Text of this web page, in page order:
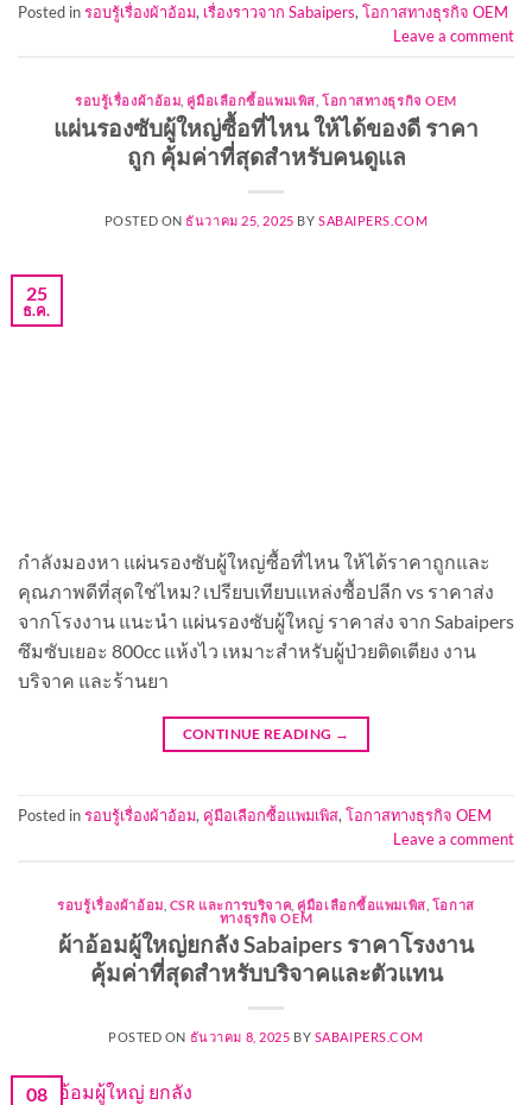
Posted inรอบรู้เรื่องผ้าอ้อม, เรื่องราวจาก Sabaipers, โอกาสทางธุรกิจ OEM
Leave a comment
รอบรู้เรื่องผ้าอ้อม คู่มือเลือกซื้อแพมเพิส โอกาสทางธุรกิจ OEM
แผ่นรองซับผู้ใหญ่ซื้อที่ไหน ให้ได้ของดี ราคา
ถูก คุ้มค่าที่สุดสำหรับคนดูแล
POSTED ON ธันวาคม 25, 2025 BY SABAIPERS.COM
25
ธ.ค.
กำลังมองหา แผ่นรองซับผู้ใหญ่ซื้อที่ไหน ให้ได้ราคาถูกและ
คุณภาพดีที่สุดใช่ไหม? เปรียบเทียบแหล่งซื้อปลีก vs ราคาส่ง
จากโรงงาน แนะนำ แผ่นรองซับผู้ใหญ่ ราคาส่ง จาก Sabaipers
ซึมซับเยอะ 800cc แห้งไว เหมาะสำหรับผู้ป่วยติดเตียง งาน
บริจาค และร้านยา
CONTINUE READING →
Posted inรอบรู้เรื่องผ้าอ้อม, คู่มือเลือกซื้อแพมเพิส, โอกาสทางธุรกิจ OEM
Leave a comment
รอบรู้เรื่องผ้าอ้อม CSR และการบริจาค คู่มือเลือกซื้อแพมเพิส โอกาส
ทางธุรกิจ OEM
ผ้าอ้อมผู้ใหญ่ยกลัง Sabaipers ราคาโรงงาน
คุ้มค่าที่สุดสำหรับบริจาคและตัวแทน
POSTED ON ธันวาคม 8, 2025 BY SABAIPERS.COM
08